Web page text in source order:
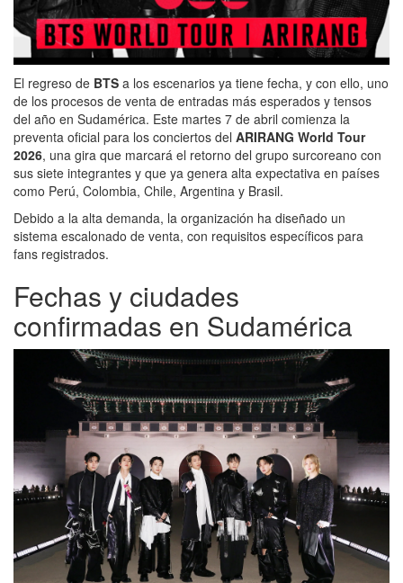
El regreso de BTS a los escenarios ya tiene fecha, y con ello, uno
de los procesos de venta de entradas más esperados y tensos
del año en Sudamérica. Este martes 7 de abril comienza la
preventa oficial para los conciertos del ARIRANG World Tour
2026, una gira que marcará el retorno del grupo surcoreano con
sus siete integrantes y que ya genera alta expectativa en países
como Perú, Colombia, Chile, Argentina y Brasil.
Debido a la alta demanda, la organización ha diseñado un
sistema escalonado de venta, con requisitos específicos para
fans registrados.
Fechas y ciudades
confirmadas en Sudamérica